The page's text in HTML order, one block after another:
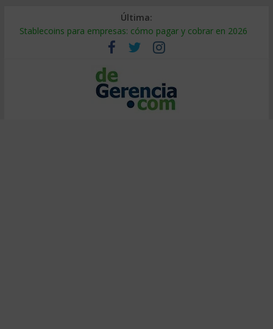
Última:
Stablecoins para empresas: cómo pagar y cobrar en 2026
Despido silencioso: qué es y por qué sale tan caro
IA en selección de personal: cómo auditarla a tiempo
Trabajo forzoso en la cadena de suministro: qué hacer
Mercado hispano de EE. UU.: cómo segmentarlo y venderle